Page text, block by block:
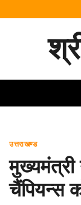
to
उत्तराखण्ड
चैंपियन्स